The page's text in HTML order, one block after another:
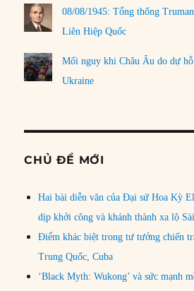
08/08/1945: Tổng thống
Liên Hiệp Quốc
Mối nguy khi Châu Âu do dự
Ukraine
CHỦ ĐỀ MỚI
Hai bài diễn văn của Đại sứ Hoa Kỳ
dịp khởi công và khánh thành xa lộ
Điểm khác biệt trong tư tưởng chiến
Trung Quốc, Cuba
‘Black Myth: Wukong’ và sức mạnh